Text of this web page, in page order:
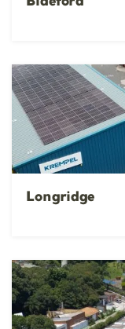
Longridge